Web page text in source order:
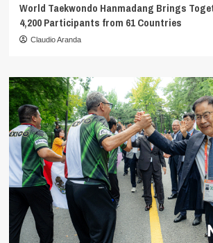
World Taekwondo Hanmadang Brings
4,200 Participants from 61 Countries
Claudio Aranda